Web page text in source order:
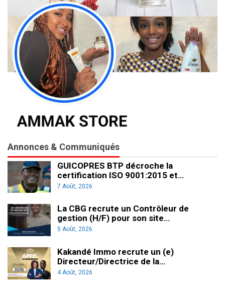
Annonces & Communiqués
GUICOPRES BTP décroche la
certification ISO 9001:2015 et…
7 Août, 2026
La CBG recrute un Contrôleur de
gestion (H/F) pour son site…
5 Août, 2026
Kakandé Immo recrute un (e)
Directeur/Directrice de la…
4 Août, 2026